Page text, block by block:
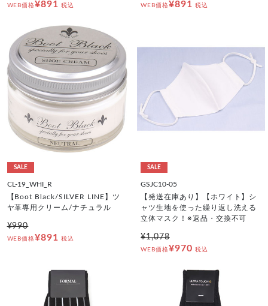
WEB価格¥891 税込 WEB価格¥891 税込
SALE
CL-19_WHI_R
【Boot Black/SILVER LINE】ツ
ヤ革専用クリーム/ナチュラル
¥990
WEB価格¥891 税込
SALE
GSJC10-05
【発送在庫あり】【ホワイト】シ
ャツ生地を使った繰り返し洗える
立体マスク！※返品・交換不可
¥1,078
WEB価格¥970 税込